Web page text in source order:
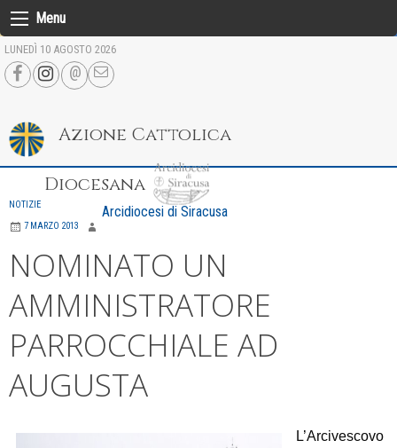
Skip
to
content
Menu
LUNEDÌ 10 AGOSTO 2026
Azione Cattolica
Diocesana
Arcidiocesi di Siracusa
NOTIZIE
7 MARZO 2013
NOMINATO UN
AMMINISTRATORE
PARROCCHIALE AD
AUGUSTA
L’Arcivescovo